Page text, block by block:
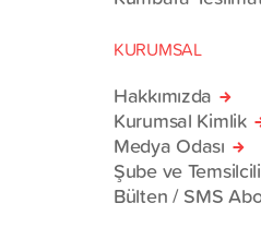
KURUMSAL
Hakkımızda
Kurumsal Kimlik
Medya Odası
Şube ve
Bülten / SMS